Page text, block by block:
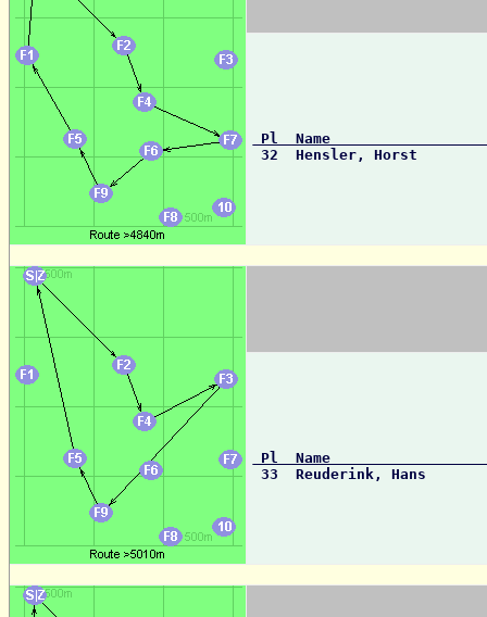
Pl  Name
32  Hensler, Horst
Pl  Name
33  Reuderink, Hans